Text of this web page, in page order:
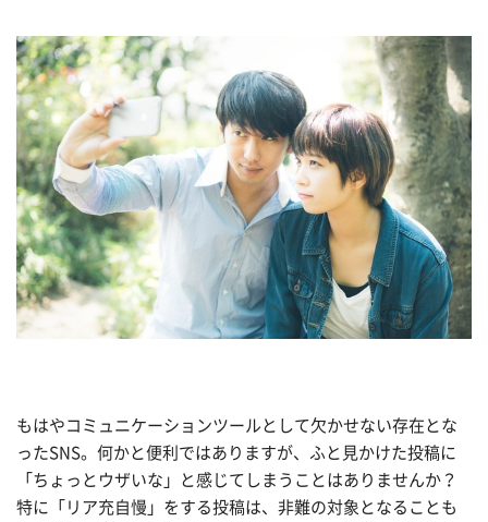
もはやコミュニケーションツールとして欠かせない存在とな
ったSNS。何かと便利ではありますが、ふと見かけた投稿に
「ちょっとウザいな」と感じてしまうことはありませんか？
特に「リア充自慢」をする投稿は、非難の対象となることも